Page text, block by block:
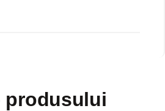
produsului